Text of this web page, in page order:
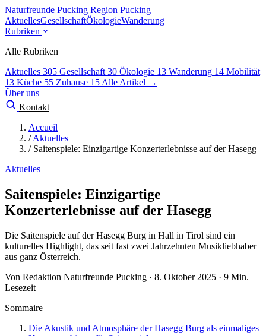
Naturfreunde Pucking Region Pucking
AktuellesGesellschaftÖkologieWanderung
Rubriken
Alle Rubriken
Aktuelles 305 Gesellschaft 30 Ökologie 13 Wanderung 14 Mobilität
13 Küche 55 Zuhause 15 Alle Artikel →
Über uns
Kontakt
Accueil
/ Aktuelles
/ Saitenspiele: Einzigartige Konzerterlebnisse auf der Hasegg
Aktuelles
Saitenspiele: Einzigartige
Konzerterlebnisse auf der Hasegg
Die Saitenspiele auf der Hasegg Burg in Hall in Tirol sind ein
kulturelles Highlight, das seit fast zwei Jahrzehnten Musikliebhaber
aus ganz Österreich.
Von Redaktion Naturfreunde Pucking · 8. Oktober 2025 · 9 Min.
Lesezeit
Sommaire
Die Akustik und Atmosphäre der Hasegg Burg als einmaliges